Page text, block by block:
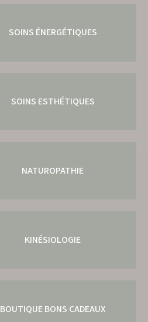
SOINS ÉNERGÉTIQUES
SOINS ESTHÉTIQUES
NATUROPATHIE
KINÉSIOLOGIE
BOUTIQUE BONS CADEAUX